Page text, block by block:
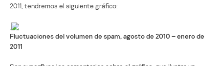
2011, tendremos el siguiente gráfico:
Fluctuaciones del volumen de spam, agosto de 2010 – enero de
2011